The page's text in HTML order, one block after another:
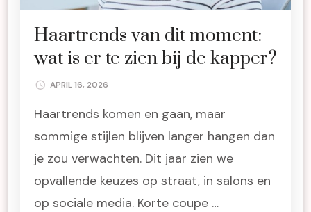
Haartrends van dit moment:
wat is er te zien bij de kapper?
APRIL 16, 2026
Haartrends komen en gaan, maar
sommige stijlen blijven langer hangen dan
je zou verwachten. Dit jaar zien we
opvallende keuzes op straat, in salons en
op sociale media. Korte coupe …